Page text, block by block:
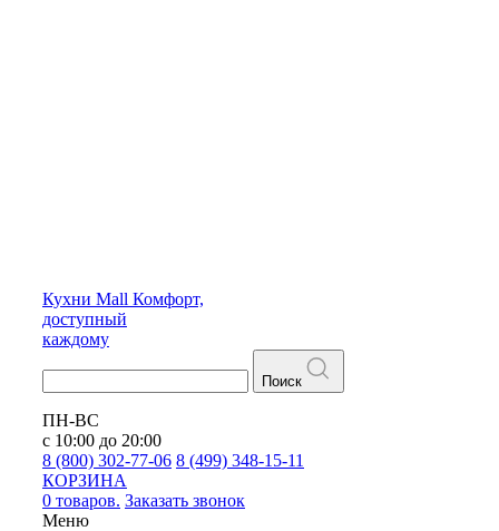
Кухни Mall Комфорт,
доступный
каждому
Поиск
ПН-ВС
с 10:00 до 20:00
8 (800) 302-77-06 8 (499) 348-15-11
КОРЗИНА
0 товаров. Заказать звонок
Меню